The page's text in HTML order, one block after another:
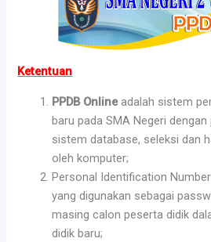
Ketentuan
PPDB Onlineadalah sistem
baru pada SMA Negeri
sistem database, seleksi dan
oleh komputer;
Personal Identification
yang digunakan sebagai
masing calon peserta didik
didik baru;